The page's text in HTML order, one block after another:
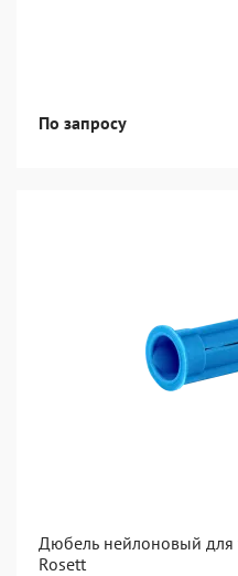
По запросу
Дюбель нейлоновый для
Rosett